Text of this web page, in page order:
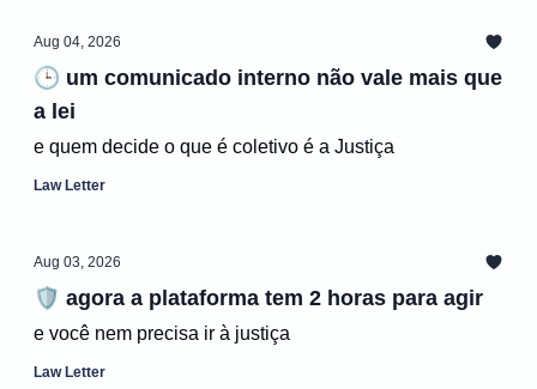
Aug 04, 2026
🕒 um comunicado interno não vale mais que
a lei
e quem decide o que é coletivo é a Justiça
Law Letter
Aug 03, 2026
🛡️ agora a plataforma tem 2 horas para agir
e você nem precisa ir à justiça
Law Letter